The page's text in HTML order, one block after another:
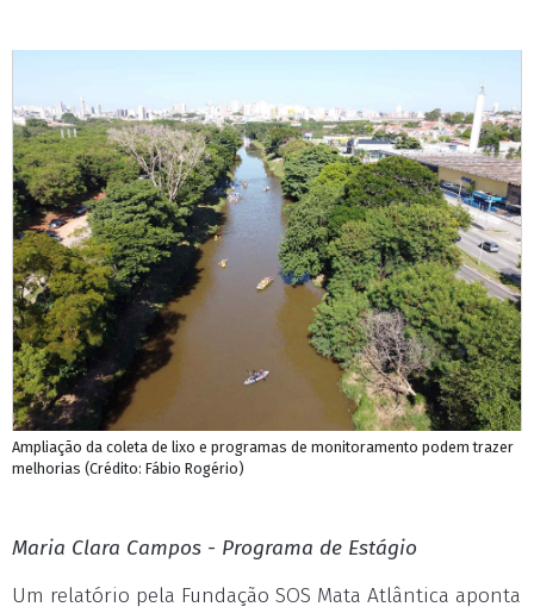
Ampliação da coleta de lixo e programas de monitoramento podem trazer
melhorias (Crédito: Fábio Rogério)
Maria Clara Campos - Programa de Estágio
Um relatório pela Fundação SOS Mata Atlântica aponta